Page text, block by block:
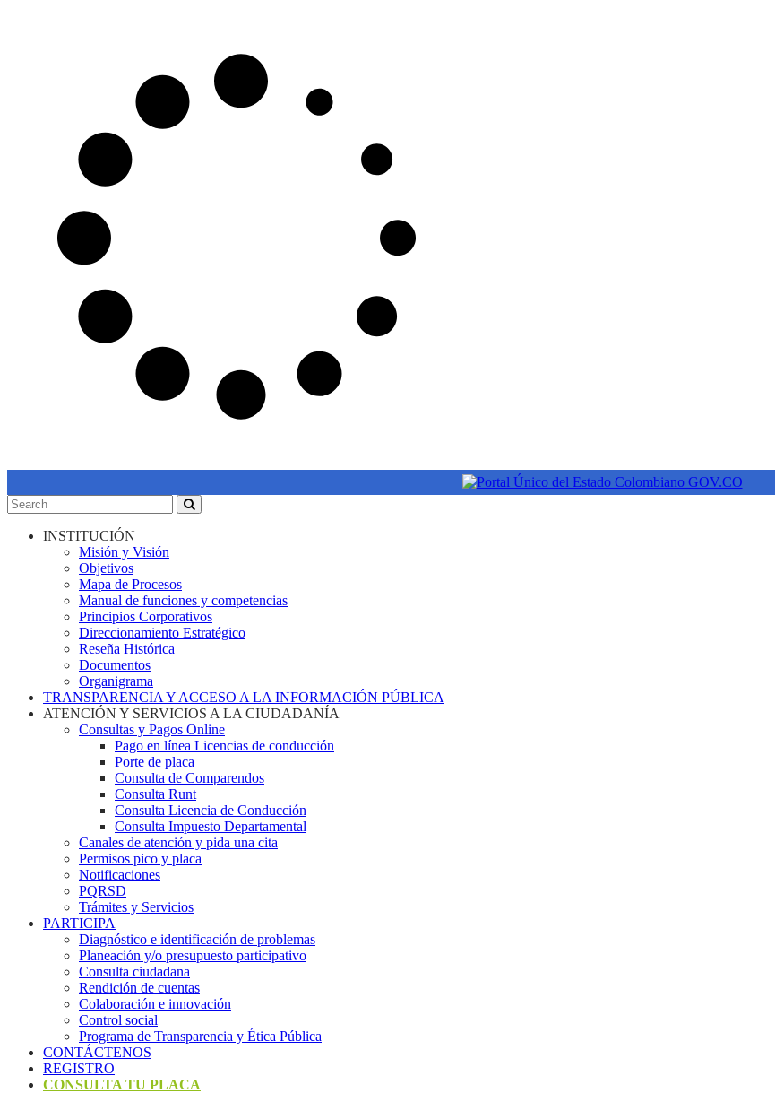
INSTITUCIÓN
Misión y Visión
Objetivos
Mapa de Procesos
Manual de funciones y competencias
Principios Corporativos
Direccionamiento Estratégico
Reseña Histórica
Documentos
Organigrama
TRANSPARENCIA Y ACCESO A LA INFORMACIÓN PÚBLICA
ATENCIÓN Y SERVICIOS A LA CIUDADANÍA
Consultas y Pagos Online
Pago en línea Licencias de conducción
Porte de placa
Consulta de Comparendos
Consulta Runt
Consulta Licencia de Conducción
Consulta Impuesto Departamental
Canales de atención y pida una cita
Permisos pico y placa
Notificaciones
PQRSD
Trámites y Servicios
PARTICIPA
Diagnóstico e identificación de problemas
Planeación y/o presupuesto participativo​
Consulta ciudadana
Rendición de cuentas
Colaboración e innovación
Control social
Programa de Transparencia y Ética Pública
CONTÁCTENOS
REGISTRO
CONSULTA TU PLACA